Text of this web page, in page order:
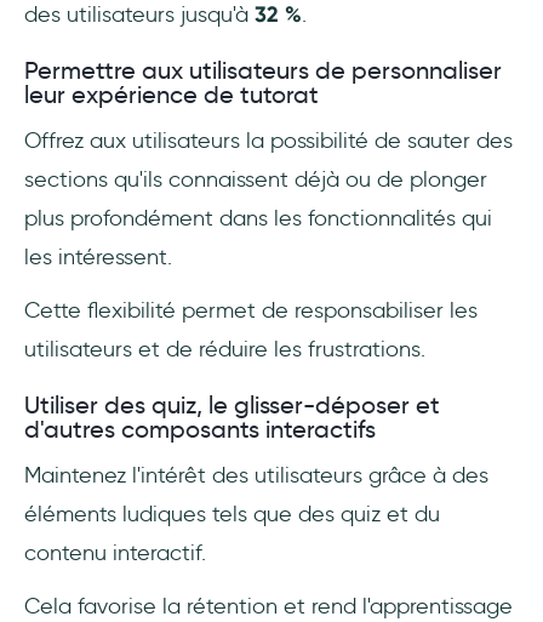
des utilisateurs jusqu'à 32 %.
Permettre aux utilisateurs de personnaliser
leur expérience de tutorat
Offrez aux utilisateurs la possibilité de sauter des
sections qu'ils connaissent déjà ou de plonger
plus profondément dans les fonctionnalités qui
les intéressent.
Cette flexibilité permet de responsabiliser les
utilisateurs et de réduire les frustrations.
Utiliser des quiz, le glisser-déposer et
d'autres composants interactifs
Maintenez l'intérêt des utilisateurs grâce à des
éléments ludiques tels que des quiz et du
contenu interactif.
Cela favorise la rétention et rend l'apprentissage